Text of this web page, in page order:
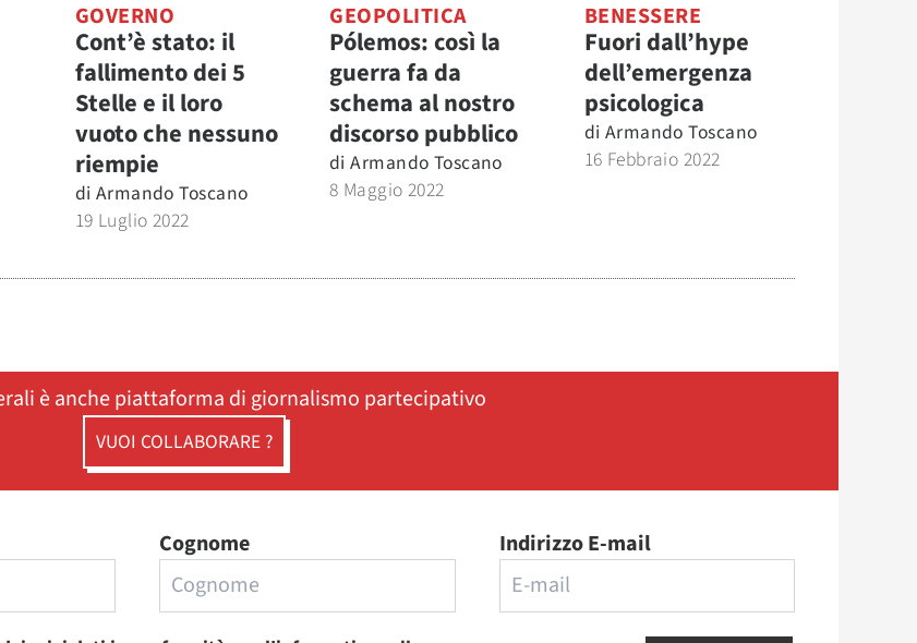
GOVERNO
Cont’è stato: il
fallimento dei 5
Stelle e il loro
vuoto che nessuno
riempie
di Armando Toscano
19 Luglio 2022
GEOPOLITICA
Pólemos: così la
guerra fa da
schema al nostro
discorso pubblico
di Armando Toscano
8 Maggio 2022
BENESSERE
Fuori dall’hype
dell’emergenza
psicologica
di Armando Toscano
16 Febbraio 2022
è anche piattaforma di giornalismo partecipativo
VUOI COLLABORARE ?
Cognome Indirizzo E-mail